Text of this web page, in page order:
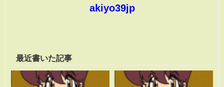
akiyo39jp
最近書いた記事